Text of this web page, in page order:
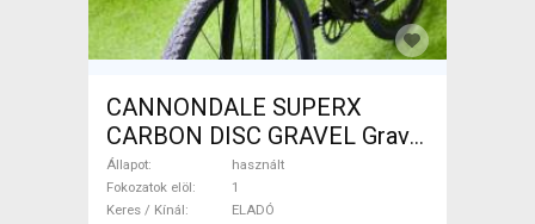
CANNONDALE SUPERX
CARBON DISC GRAVEL Gravel
/ CX tárcsafék használt
ELADÓ
Állapot
használt
Fokozatok elöl
1
Keres / Kínál
ELADÓ